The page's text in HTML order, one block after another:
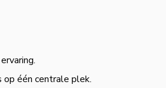
één centrale plek.